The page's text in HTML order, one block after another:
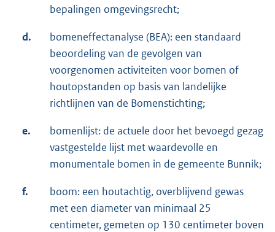
bepalingen omgevingsrecht;
d.
bomeneffectanalyse (BEA): een standaard
beoordeling van de gevolgen van
voorgenomen activiteiten voor bomen of
houtopstanden op basis van landelijke
richtlijnen van de Bomenstichting;
e.
bomenlijst: de actuele door het bevoegd gezag
vastgestelde lijst met waardevolle en
monumentale bomen in de gemeente Bunnik;
f.
boom: een houtachtig, overblijvend gewas
met een diameter van minimaal 25
centimeter, gemeten op 130 centimeter boven